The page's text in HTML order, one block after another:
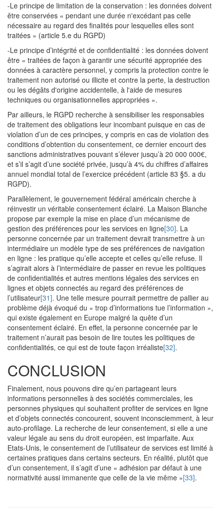
-Le principe de limitation de la conservation : les données doivent
être conservées « pendant une durée n'excédant pas celle
nécessaire au regard des finalités pour lesquelles elles sont
traitées » (article 5.e du RGPD)
-Le principe d’intégrité et de confidentialité : les données doivent
être « traitées de façon à garantir une sécurité appropriée des
données à caractère personnel, y compris la protection contre le
traitement non autorisé ou illicite et contre la perte, la destruction
ou les dégâts d'origine accidentelle, à l'aide de mesures
techniques ou organisationnelles appropriées ».
Par ailleurs, le RGPD recherche à sensibiliser les responsables
de traitement des obligations leur incombant puisque en cas de
violation d’un de ces principes, y compris en cas de violation des
conditions d’obtention du consentement, ce dernier encourt des
sanctions administratives pouvant s’élever jusqu’à 20 000 000€,
et s’il s’agit d’une société privée, jusqu’à 4% du chiffres d’affaires
annuel mondial total de l’exercice précédent (article 83 §5. a du
RGPD).
Parallèlement, le gouvernement fédéral américain cherche à
réinvestir un véritable consentement éclairé. La Maison Blanche
propose par exemple la mise en place d’un mécanisme de
gestion des préférences pour les services en ligne[30]. La
personne concernée par un traitement devrait transmettre à un
intermédiaire un modèle type de ses préférences de navigation
en ligne : les pratique qu’elle accepte et celles qu’elle refuse. Il
s’agirait alors à l’intermédiaire de passer en revue les politiques
de confidentialités et autres mentions légales des services en
lignes et objets connectés au regard des préférences de
l’utilisateur[31]. Une telle mesure pourrait permettre de pallier au
problème déjà évoqué du « trop d’informations tue l’information »,
qui existe également en Europe malgré la quête d’un
consentement éclairé. En effet, la personne concernée par le
traitement n’aurait pas besoin de lire toutes les politiques de
confidentialités, ce qui est de toute façon irréaliste[32].
CONCLUSION
Finalement, nous pouvons dire qu’en partageant leurs
informations personnelles à des sociétés commerciales, les
personnes physiques qui souhaitent profiter de services en ligne
et d’objets connectés concourent, souvent inconsciemment, à leur
auto-profilage. La recherche de leur consentement, si elle a une
valeur légale au sens du droit européen, est imparfaite. Aux
Etats-Unis, le consentement de l’utilisateur de services est limité à
certaines pratiques dans certains secteurs. En réalité, plutôt que
d’un consentement, il s’agit d’une « adhésion par défaut à une
normativité aussi immanente que celle de la vie même »[33].